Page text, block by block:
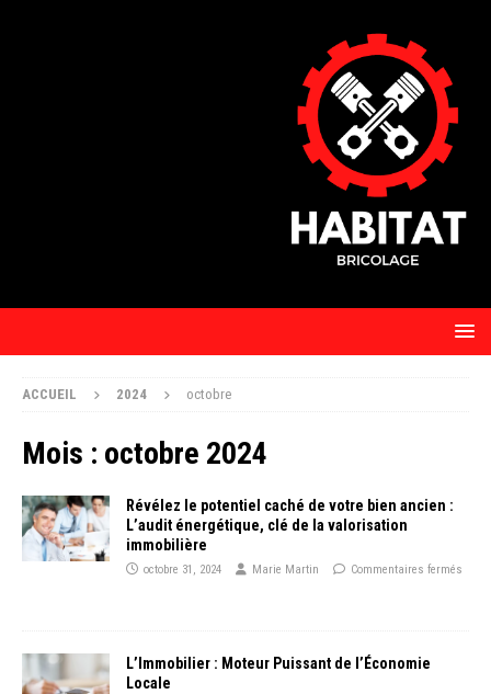
ACCUEIL 2024 octobre
Mois : octobre 2024
Révélez le potentiel caché de votre bien ancien :
L’audit énergétique, clé de la valorisation
immobilière
octobre 31, 2024 Marie Martin Commentaires fermés
L’Immobilier : Moteur Puissant de l’Économie
Locale